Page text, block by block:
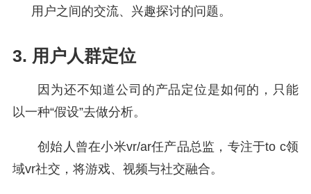
用户之间的交流、兴趣探讨的问题。
3. 用户人群定位
因为还不知道公司的产品定位是如何的，只能
以一种“假设”去做分析。
创始人曾在小米vr/ar任产品总监，专注于to c领
域vr社交，将游戏、视频与社交融合。